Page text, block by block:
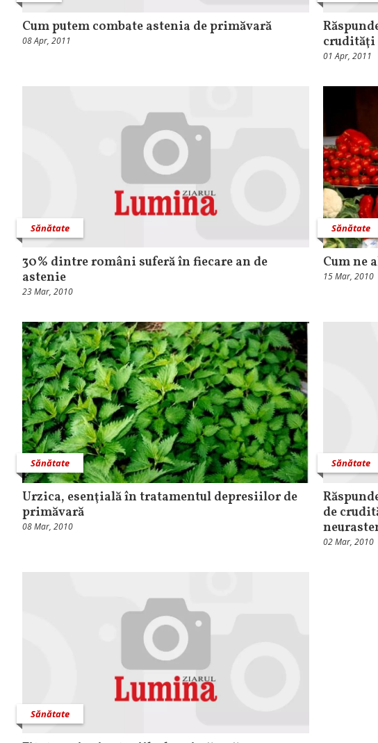
Cum putem combate astenia de primăvară
08 Apr, 2011
crudităţi
01 Apr, 2011
Sănătate
30% dintre români suferă în fiecare an de
astenie
23 Mar, 2010
Sănătate
Cum ne
15 Mar, 2010
Sănătate
Urzica, esenţială în tratamentul depresiilor de
primăvară
08 Mar, 2010
Sănătate
de
02 Mar, 2010
Sănătate